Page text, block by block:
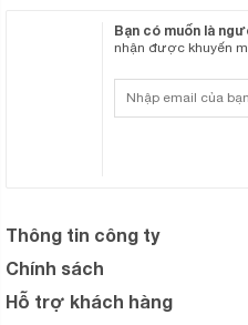
Bạn có muốn là
nhận được khuyến
Thông tin công ty
Chính sách
Hỗ trợ khách hàng